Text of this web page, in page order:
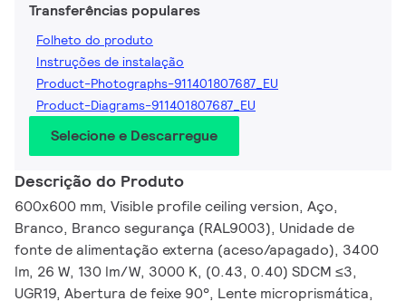
Transferências populares
Folheto do produto
Instruções de instalação
Product-Photographs-911401807687_EU
Product-Diagrams-911401807687_EU
Selecione e Descarregue
Descrição do Produto
600x600 mm, Visible profile ceiling version, Aço,
Branco, Branco segurança (RAL9003), Unidade de
fonte de alimentação externa (aceso/apagado), 3400
lm, 26 W, 130 lm/W, 3000 K, (0.43, 0.40) SDCM ≤3,
UGR19, Abertura de feixe 90°, Lente microprismática,